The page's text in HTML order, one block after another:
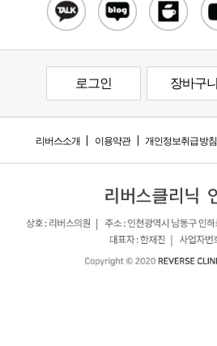
로그인 장바구니
리버스소개 이용약관 개인정보취급방침